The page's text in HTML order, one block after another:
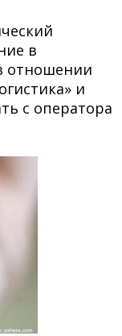
в
отношении
и
с оператора